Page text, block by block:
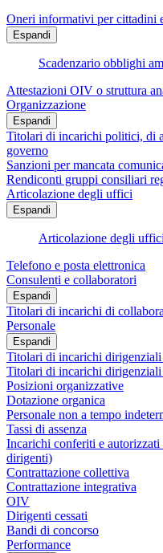
Oneri informativi per cittadini
Espandi
Scadenzario obblighi
Attestazioni OIV o struttura
Organizzazione
Espandi
Titolari di incarichi politici, di
governo
Sanzioni per mancata
Rendiconti gruppi consiliari
Articolazione degli uffici
Espandi
Articolazione degli uffici
Telefono e posta elettronica
Consulenti e collaboratori
Espandi
Titolari di incarichi di
Personale
Espandi
Titolari di incarichi
Titolari di incarichi
Posizioni organizzative
Dotazione organica
Personale non a tempo
Tassi di assenza
Incarichi conferiti e
dirigenti)
Contrattazione collettiva
Contrattazione integrativa
OIV
Dirigenti cessati
Bandi di concorso
Performance